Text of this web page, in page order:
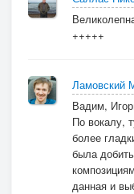
+++++
Ламовский
Вадим,
По вокалу,
более
была
данная и